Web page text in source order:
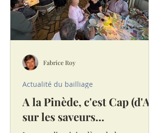
Chaîne des Rôtisseurs a réuni les
A la Pinède, c'est Cap (d'Ail)
sur les saveurs...
Actualité du bailliage
Fabrice Roy